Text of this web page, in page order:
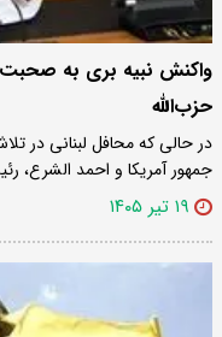
واکنش نبیه بری به صحبت‌
حزب‌الله
در حالی که محافل لبنانی در
جمهور آمریکا و احمد الشرع،
۱۹ تیر ۱۴۰۵